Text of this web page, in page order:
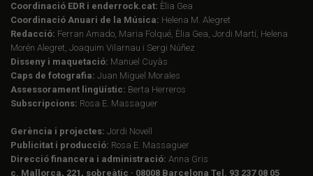
Coordinació EDR i enderrock.cat: Èlia Gea
Coordinació Anuari de la Música: Helena M. Alegret
Redacció: Ferran Amado, Maria Folqué, Èlia Gea, Jordi Martí, Helena
Morén Alegret, Joaquim Vilarnau i Sergi Núñez
Disseny i maquetació: Manuel Cuyàs
Caps de fotografia: Juan Miguel Morales
Assessorament lingüístic: Berta Herreros
Subscripcions: Rosa E. Massaguer
Gerència i projectes: Jordi Novell
Publicitat i producció: Rosa E. Massaguer
Direcció financera i administració: Anna Gris
c. Mallorca, 221, sobreàtic · 08008 Barcelona Tel. 93 237 08 05